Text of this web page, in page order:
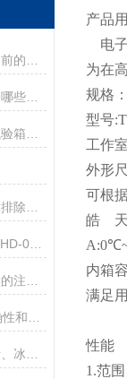
大型高低温交变湿热试验箱具备哪些功能?
产品
电子
为在
规格
型号
工作
外形
可根
皓
内箱
满足
性能
1.范围